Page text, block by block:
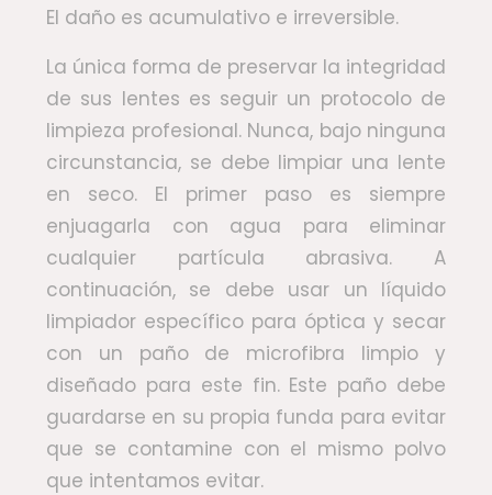
El daño es acumulativo e irreversible.
La única forma de preservar la integridad
de sus lentes es seguir un protocolo de
limpieza profesional. Nunca, bajo ninguna
circunstancia, se debe limpiar una lente
en seco. El primer paso es siempre
enjuagarla con agua para eliminar
cualquier partícula abrasiva. A
continuación, se debe usar un líquido
limpiador específico para óptica y secar
con un paño de microfibra limpio y
diseñado para este fin. Este paño debe
guardarse en su propia funda para evitar
que se contamine con el mismo polvo
que intentamos evitar.